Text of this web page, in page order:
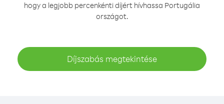
hogy a legjobb percenkénti díjért hívhassa Portugália
országot.
Díjszabás megtekintése